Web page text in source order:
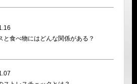
と食べ物にはどんな関係がある？